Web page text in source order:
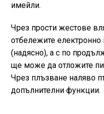
имейли.
Чрез прости жестове
отбележите електронно
(надясно), а с по
ще може да отложите
Чрез плъзване наляво
допълнителни функции.